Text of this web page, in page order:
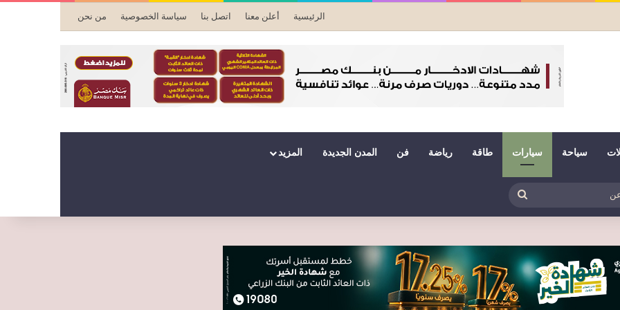
الرئيسية أعلن معنا اتصل بنا سياسة الخصوصية من نحن
سياحة سيارات طاقة رياضة فن المدن الجديدة المزيد
عن